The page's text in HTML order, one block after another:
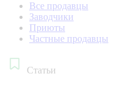
Все продавцы
Заводчики
Приюты
Частные продавцы
Статьи